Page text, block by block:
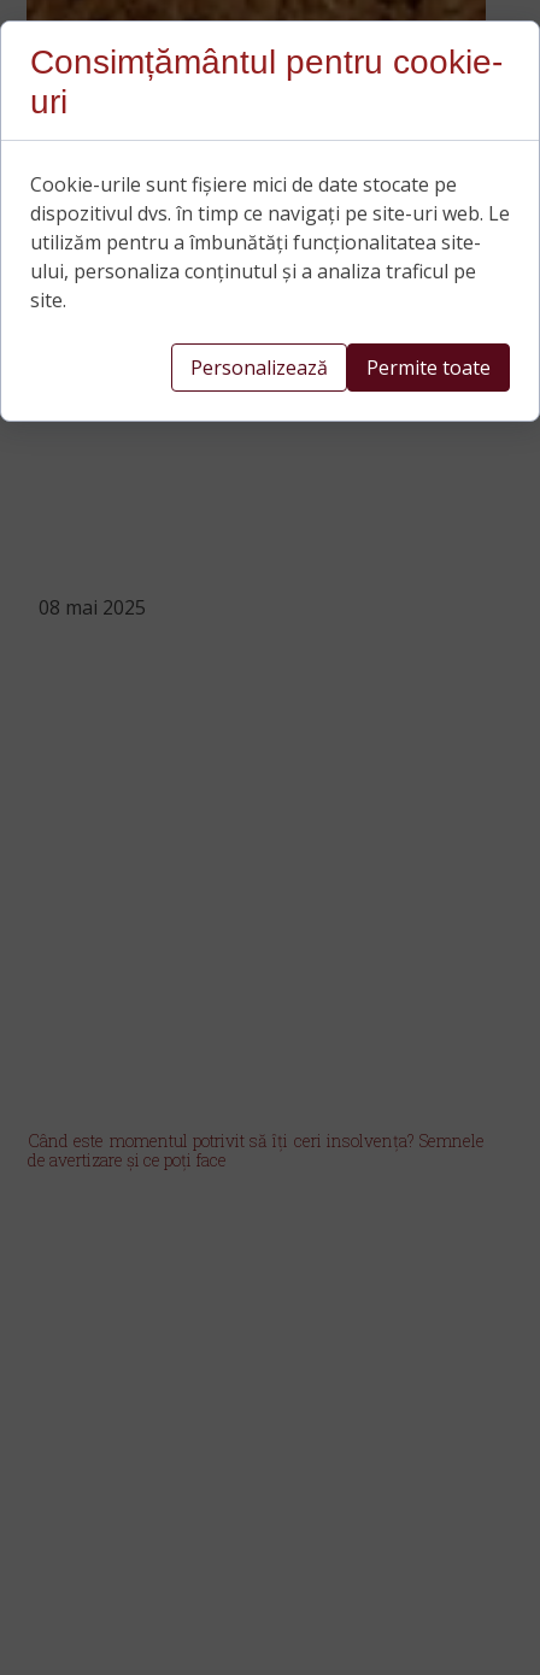
08 mai 2025
Când este momentul potrivit să îți ceri insolvența? Semnele
de avertizare și ce poți face
Consimțământul pentru cookie-
uri
Cookie-urile sunt fișiere mici de date stocate pe
dispozitivul dvs. în timp ce navigați pe site-uri web. Le
utilizăm pentru a îmbunătăți funcționalitatea site-
ului, personaliza conținutul și a analiza traficul pe
site.
Personalizează Permite toate